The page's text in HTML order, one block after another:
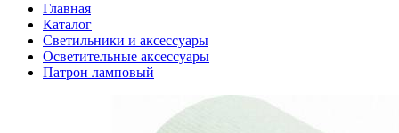
Главная
Каталог
Светильники и аксессуары
Осветительные аксессуары
Патрон ламповый